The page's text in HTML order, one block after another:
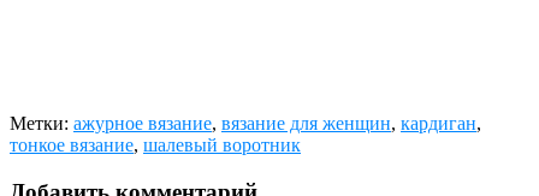
Метки: ажурное вязание, вязание для женщин, кардиган,
тонкое вязание, шалевый воротник